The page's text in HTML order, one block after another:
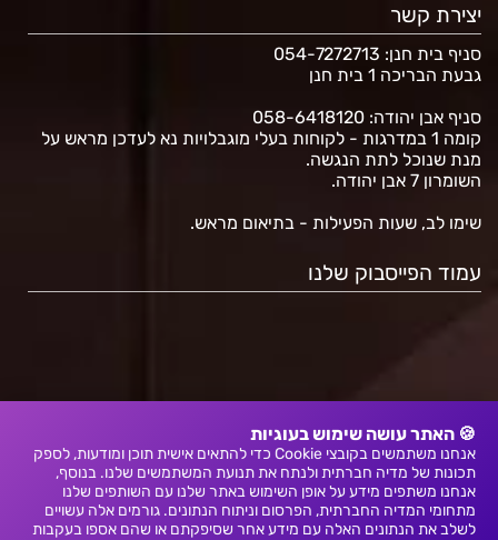
🍪 האתר עושה שימוש בעוגיות
אנחנו משתמשים בקובצי Cookie כדי להתאים אישית תוכן ומודעות, לספק
תכונות של מדיה חברתית ולנתח את תנועת המשתמשים שלנו. בנוסף,
אנחנו משתפים מידע על אופן השימוש באתר שלנו עם השותפים שלנו
מתחומי המדיה החברתית, הפרסום וניתוח הנתונים. גורמים אלה עשויים
לשלב את הנתונים האלה עם מידע אחר שסיפקתם או שהם אספו בעקבות
יצירת קשר
סניף בית חנן: 054-7272713
גבעת הבריכה 1 בית חנן
סניף אבן יהודה: 058-6418120
קומה 1 במדרגות - לקוחות בעלי מוגבלויות נא לעדכן מראש על
מנת שנוכל לתת הנגשה.
השומרון 7 אבן יהודה.
שימו לב, שעות הפעילות - בתיאום מראש.
עמוד הפייסבוק שלנו